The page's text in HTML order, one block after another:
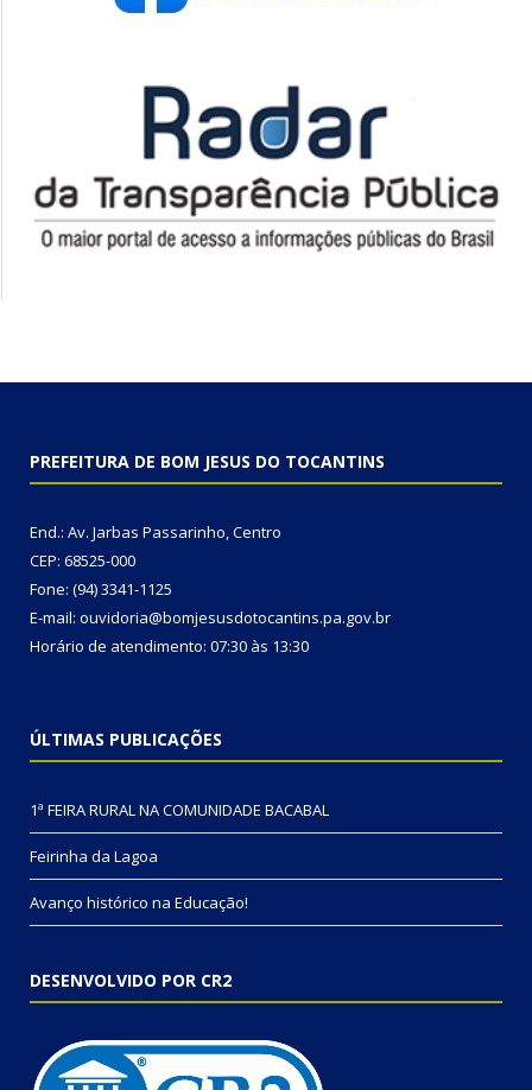
PREFEITURA DE BOM JESUS DO TOCANTINS
End.: Av. Jarbas Passarinho, Centro
CEP: 68525-000
Fone: (94) 3341-1125
E-mail: ouvidoria@bomjesusdotocantins.pa.gov.br
Horário de atendimento: 07:30 às 13:30
ÚLTIMAS PUBLICAÇÕES
1ª FEIRA RURAL NA COMUNIDADE BACABAL
Feirinha da Lagoa
Avanço histórico na Educação!
DESENVOLVIDO POR CR2